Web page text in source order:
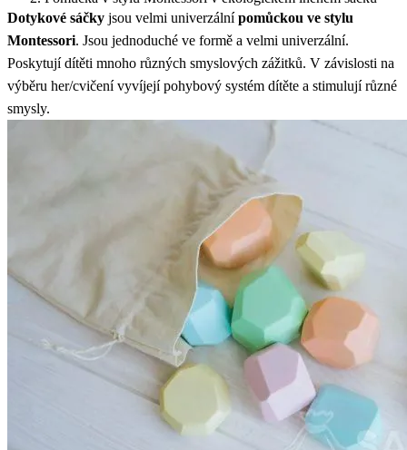
Dotykové sáčky jsou velmi univerzálnípomůckou ve stylu
Montessori. Jsou jednoduché ve formě a velmi univerzální.
Poskytují dítěti mnoho různých smyslových zážitků. V závislosti na
výběru her/cvičení vyvíjejí pohybový systém dítěte a stimulují různé
smysly.